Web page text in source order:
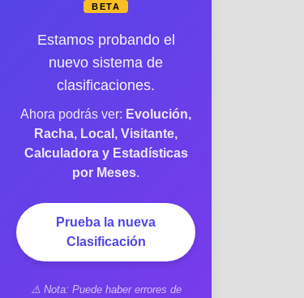
BETA
Estamos probando el
nuevo sistema de
clasificaciones.
Ahora podrás ver: Evolución,
Racha, Local, Visitante,
Calculadora y Estadísticas
por Meses.
Prueba la nueva
Clasificación
⚠️ Nota: Puede haber errores de